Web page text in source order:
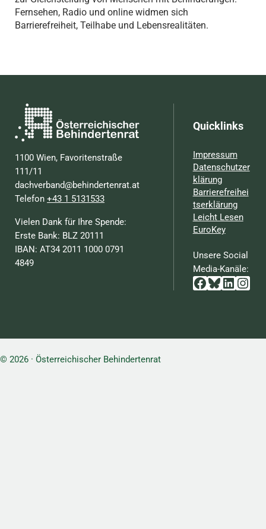
Fernsehen, Radio und online widmen sich
Barrierefreiheit, Teilhabe und Lebensrealitäten.
1100 Wien, Favoritenstraße
111/11
dachverband@behindertenrat.at
Telefon+43 1 5131533
Vielen Dank für Ihre Spende:
Erste Bank: BLZ 20111
IBAN: AT34 2011 1000 0791
4849
Quicklinks
Impressum
Datenschutzer
klärung
Barrierefreihei
tserklärung
Leicht Lesen
EuroKey
Unsere Social
Media-Kanäle:
Facebook
Bluesky
© 2026 · Österreichischer Behindertenrat